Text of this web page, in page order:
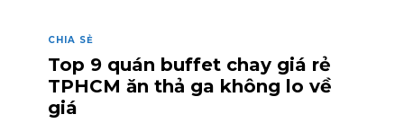
CHIA SẺ
Top 9 quán buffet chay giá rẻ
TPHCM ăn thả ga không lo về
giá